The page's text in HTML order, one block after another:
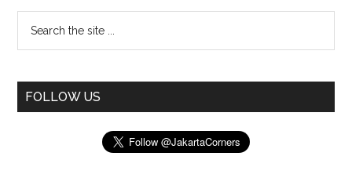
FOLLOW US